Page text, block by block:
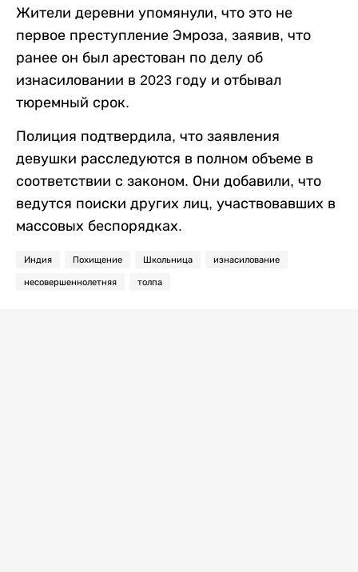
Жители деревни упомянули, что это не
первое преступление Эмроза, заявив, что
ранее он был арестован по делу об
изнасиловании в 2023 году и отбывал
тюремный срок.
Полиция подтвердила, что заявления
девушки расследуются в полном объеме в
соответствии с законом. Они добавили, что
ведутся поиски других лиц, участвовавших в
массовых беспорядках.
Индия Похищение Школьница изнасилование
несовершеннолетняя толпа